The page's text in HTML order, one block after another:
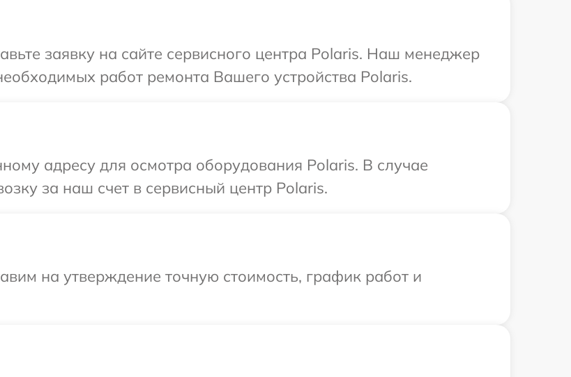
заявку на сайте сервисного центра Polaris. Наш менеджер
работ ремонта Вашего устройства Polaris.
адресу для осмотра оборудования Polaris. В случае
за наш счет в сервисный центр Polaris.
на утверждение точную стоимость, график работ и